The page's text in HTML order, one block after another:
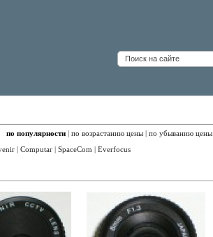
по популярности | по возрастанию цены | по убыванию цены
| Computar | SpaceCom | Everfocus